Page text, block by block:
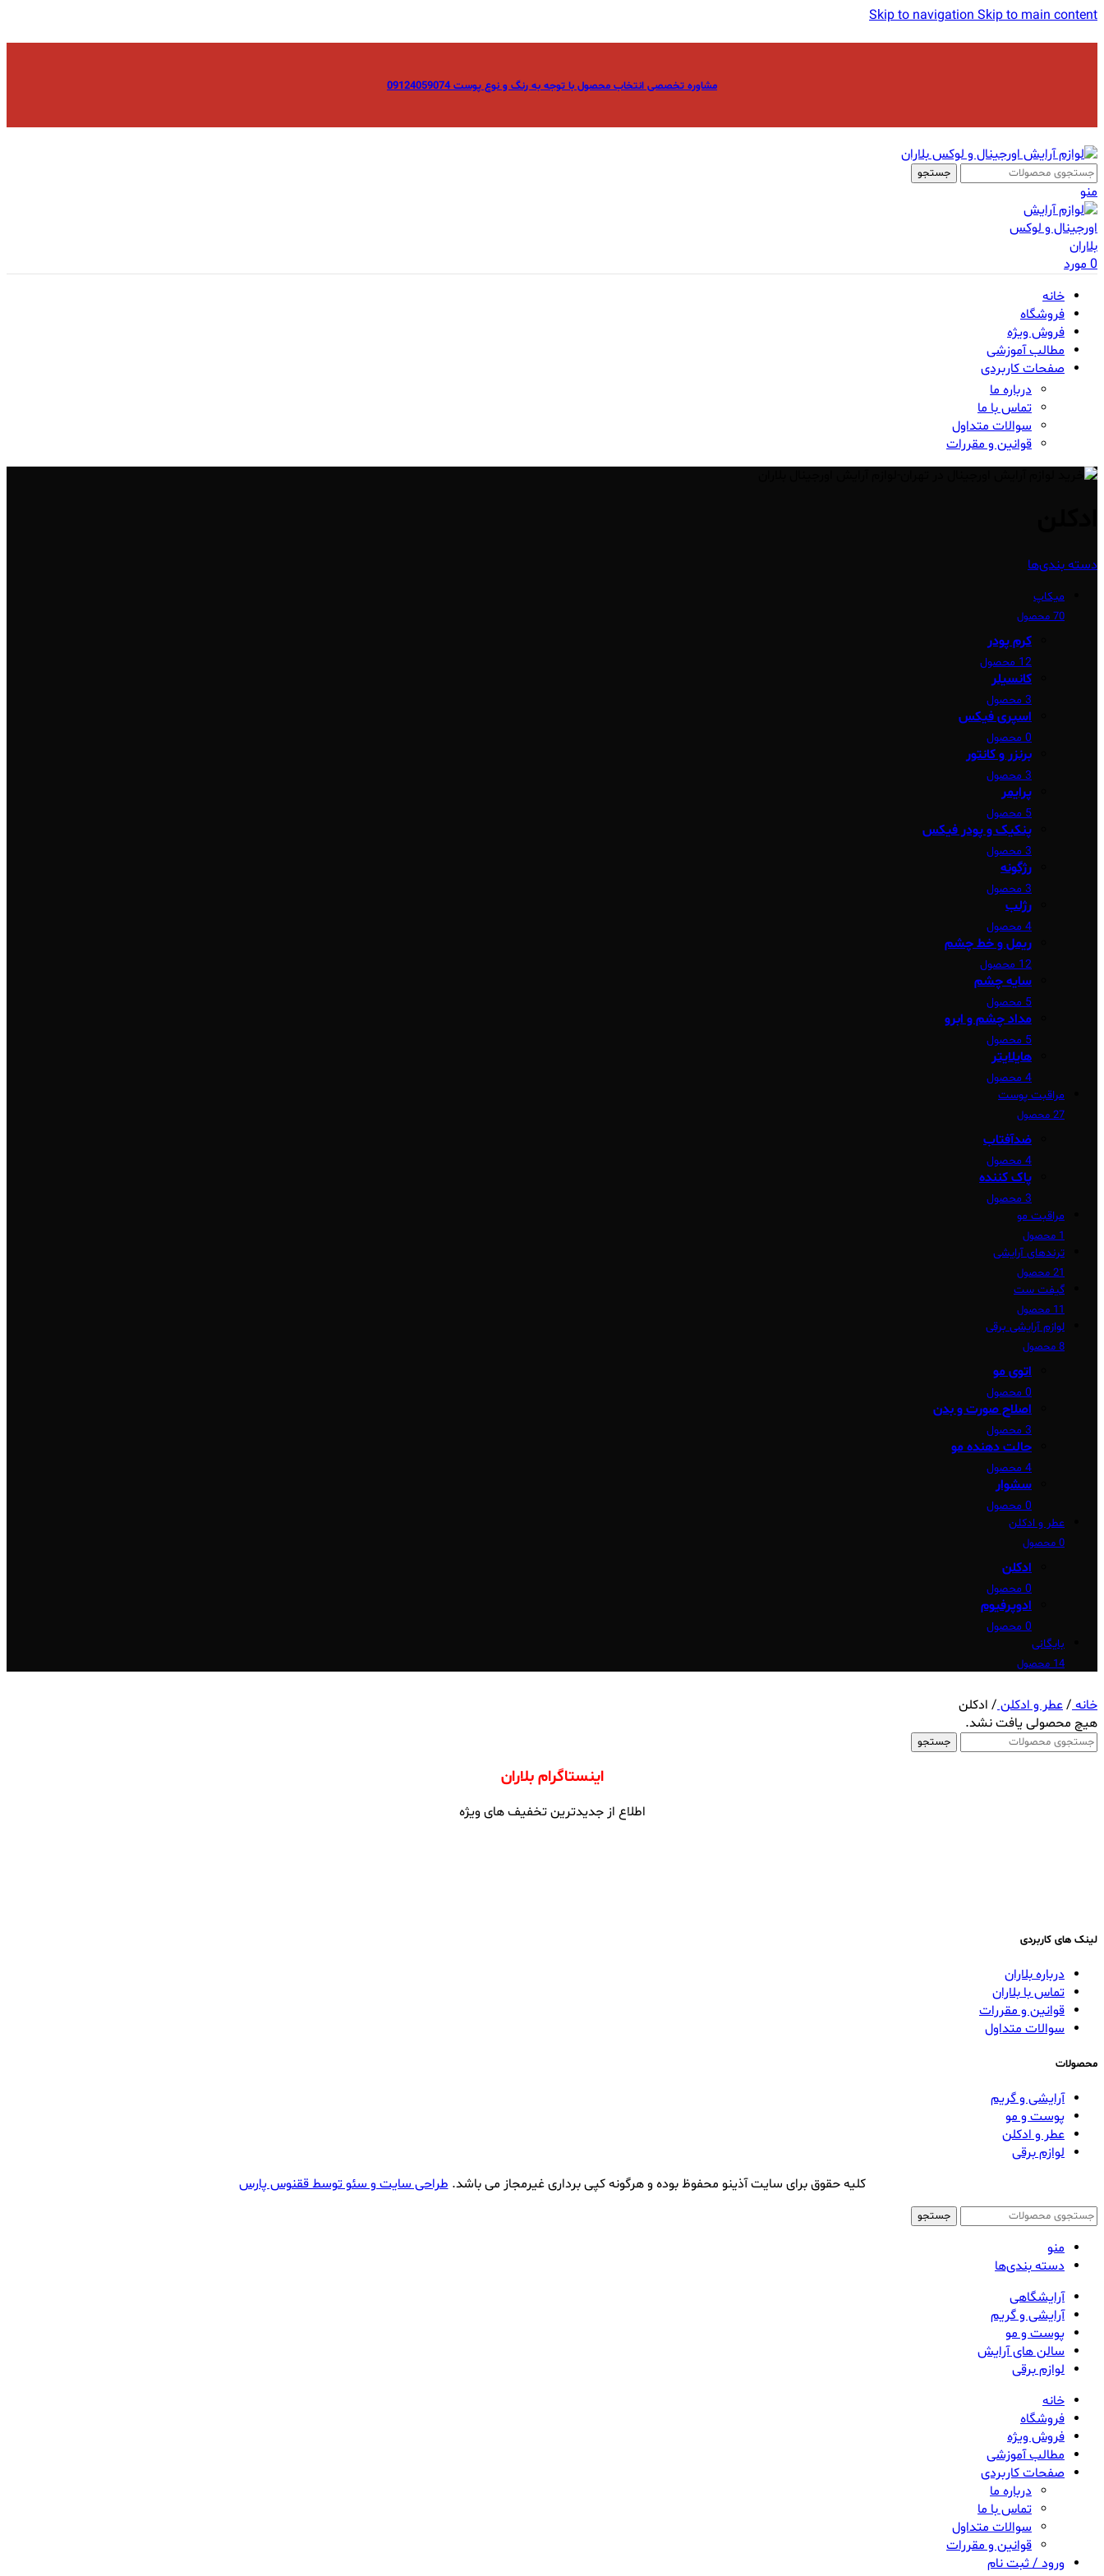
Skip to navigationSkip to main content
مشاوره تخصصی انتخاب محصول با توجه به رنگ و نوع پوست 09124059074
جستجو
منو
0مورد
خانه
فروشگاه
فروش ویژه
مطالب آموزشی
صفحات کاربردی
درباره ما
تماس با ما
سوالات متداول
قوانین و مقررات
دسته بندی‌ها
میکاپ
70 محصول
کرم پودر
12 محصول
کانسیلر
3 محصول
اسپری فیکس
0 محصول
برنزر و کانتور
3 محصول
پرایمر
5 محصول
پنکیک و پودر فیکس
3 محصول
رژگونه
3 محصول
رژلب
4 محصول
ریمل و خط چشم
12 محصول
سایه چشم
5 محصول
مداد چشم و ابرو
5 محصول
هایلایتر
4 محصول
مراقبت پوست
27 محصول
ضدآفتاب
4 محصول
پاک کننده
3 محصول
مراقبت مو
1 محصول
ترندهای آرایشی
21 محصول
گیفت ست
11 محصول
لوازم آرایشی برقی
8 محصول
اتوی مو
0 محصول
اصلاح صورت و بدن
3 محصول
حالت دهنده مو
4 محصول
سشوار
0 محصول
عطر و ادکلن
0 محصول
ادکلن
0 محصول
ادوپرفیوم
0 محصول
بایگانی
14 محصول
خانه/عطر و ادکلن/ ادکلن
هیچ محصولی یافت نشد.
جستجو
اینستاگرام بلاران
اطلاع از جدیدترین تخفیف های ویژه
لینک های کاربردی
درباره بلاران
تماس با بلاران
قوانین و مقررات
سوالات متداول
محصولات
آرایشی و گریم
پوست و مو
عطر و ادکلن
لوازم برقی
کلیه حقوق برای سایت آذینو محفوظ بوده و هرگونه کپی برداری غیرمجاز می باشد.طراحی سایت و سئو توسط ققنوس پارس
جستجو
منو
دسته بندی‌ها
آرایشگاهی
آرایشی و گریم
پوست و مو
سالن های آرایش
لوازم برقی
خانه
فروشگاه
فروش ویژه
مطالب آموزشی
صفحات کاربردی
درباره ما
تماس با ما
سوالات متداول
قوانین و مقررات
ورود / ثبت نام